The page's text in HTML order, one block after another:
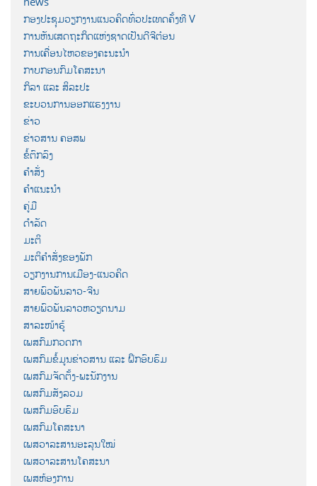
ກອງປະຊຸມວຽກງານແນວຄິດທົ່ວປະເທດຄັ້ງທີ V
ການຫັນເສດຖະກິດແຫ່ງຊາດເປັນດີຈີຕ໋ອນ
ການເຄື່ອນໄຫວຂອງຄະນະນຳ
ກາບກອນກົມໂຄສະນາ
ກິລາ ແລະ ສິລະປະ
ຂະບວນການອອກແຮງງານ
ຂ່າວ
ຂ່າວສານ ຄອສພ
ຂໍ້ຕົກລົງ
ຄຳສັ່ງ
ຄຳແນະນຳ
ຄູ່ມື
ດຳລັດ
ມະຕິ
ມະຕິຄຳສັ່ງຂອງພັກ
ວຽກງານການເມືອງ-ແນວຄິດ
ສາຍພົວພັນລາວ-ຈີນ
ສາຍພົວພັນລາວຫວຽດນາມ
ສາລະໜ້າຮູ້
ເພສກົມກວດກາ
ເພສກົມຂໍ້ມູນຂ່າວສານ ແລະ ຝຶກອົບຮົມ
ເພສກົມຈັດຕັ້ງ-ພະນັກງານ
ເພສກົມສັງລວມ
ເພສກົມອົບຮົມ
ເພສກົມໂຄສະນາ
ເພສວາລະສານອະລຸນໃໝ່
ເພສວາລະສານໂຄສະນາ
ເພສຫ້ອງການ